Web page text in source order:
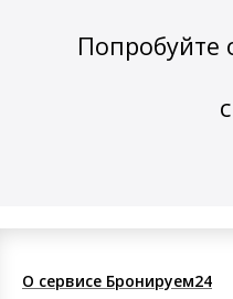
Попробуйте
О сервисе Бронируем24